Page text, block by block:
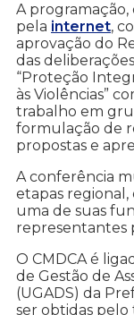
A
pela internet,
aprovação do
das
“Proteção
às Violências”
trabalho em
formulação de
propostas e
A conferência
etapas
uma de suas
representantes
O CMDCA é
de Gestão de
(UGADS) da
ser obtidas pelo